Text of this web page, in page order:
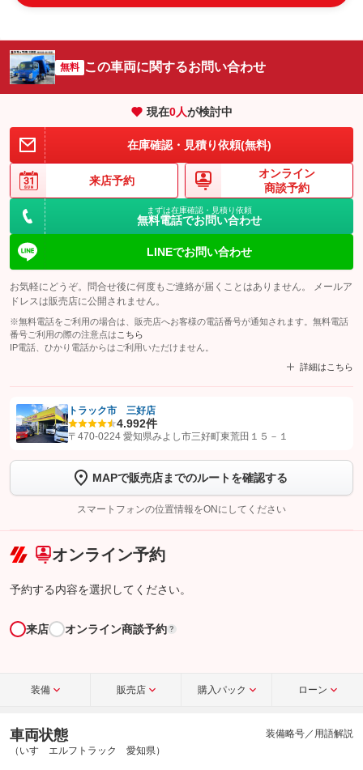
無料 この車両に関するお問い合わせ
現在0人が検討中
在庫確認・見積り依頼(無料)
来店予約
オンライン
商談予約
まずは在庫確認・見積り依頼
無料電話でお問い合わせ
LINEでお問い合わせ
お気軽にどうぞ。問合せ後に何度もご連絡が届くことはありません。 メールア
ドレスは販売店に公開されません。
※無料電話をご利用の場合は、販売店へお客様の電話番号が通知されます。無料電話
番号ご利用の際の注意点は こちら
IP電話、ひかり電話からはご利用いただけません。
詳細はこちら
【STEP1】認証画面でグーネットを友だち追加してから「許可する」ボタンを押
トーク画面で
ボタンをタップして問い合わせを
完了してください。
こちら
トラック市 三好店
4.992件
〒470-0224 愛知県みよし市三好町東荒田１５－１
MAPで販売店までのルートを確認する
スマートフォンの位置情報をONにしてください
オンライン予約
予約する内容を選択してください。
来店 オンライン商談予約 ?
装備 販売店 購入パック ローン
車両状態
（いすゞエルフトラック 愛知県）
装備略号／用語解説